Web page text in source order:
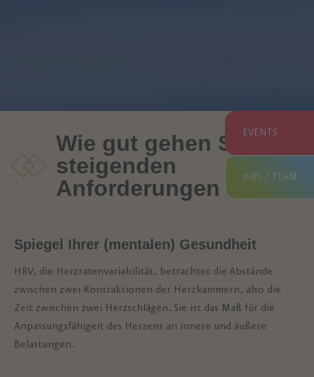
EVENTS
JOBS / TEAM
Wie gut gehen Sie mit
steigenden
Anforderungen um?
Spiegel Ihrer (mentalen) Gesundheit
HRV, die Herzratenvariabilität, betrachtet die Abstände
zwischen zwei Kontraktionen der Herzkammern, also die
Zeit zwischen zwei Herzschlägen. Sie ist das Maß für die
Anpassungsfähigeit des Herzens an innere und äußere
Belastungen.